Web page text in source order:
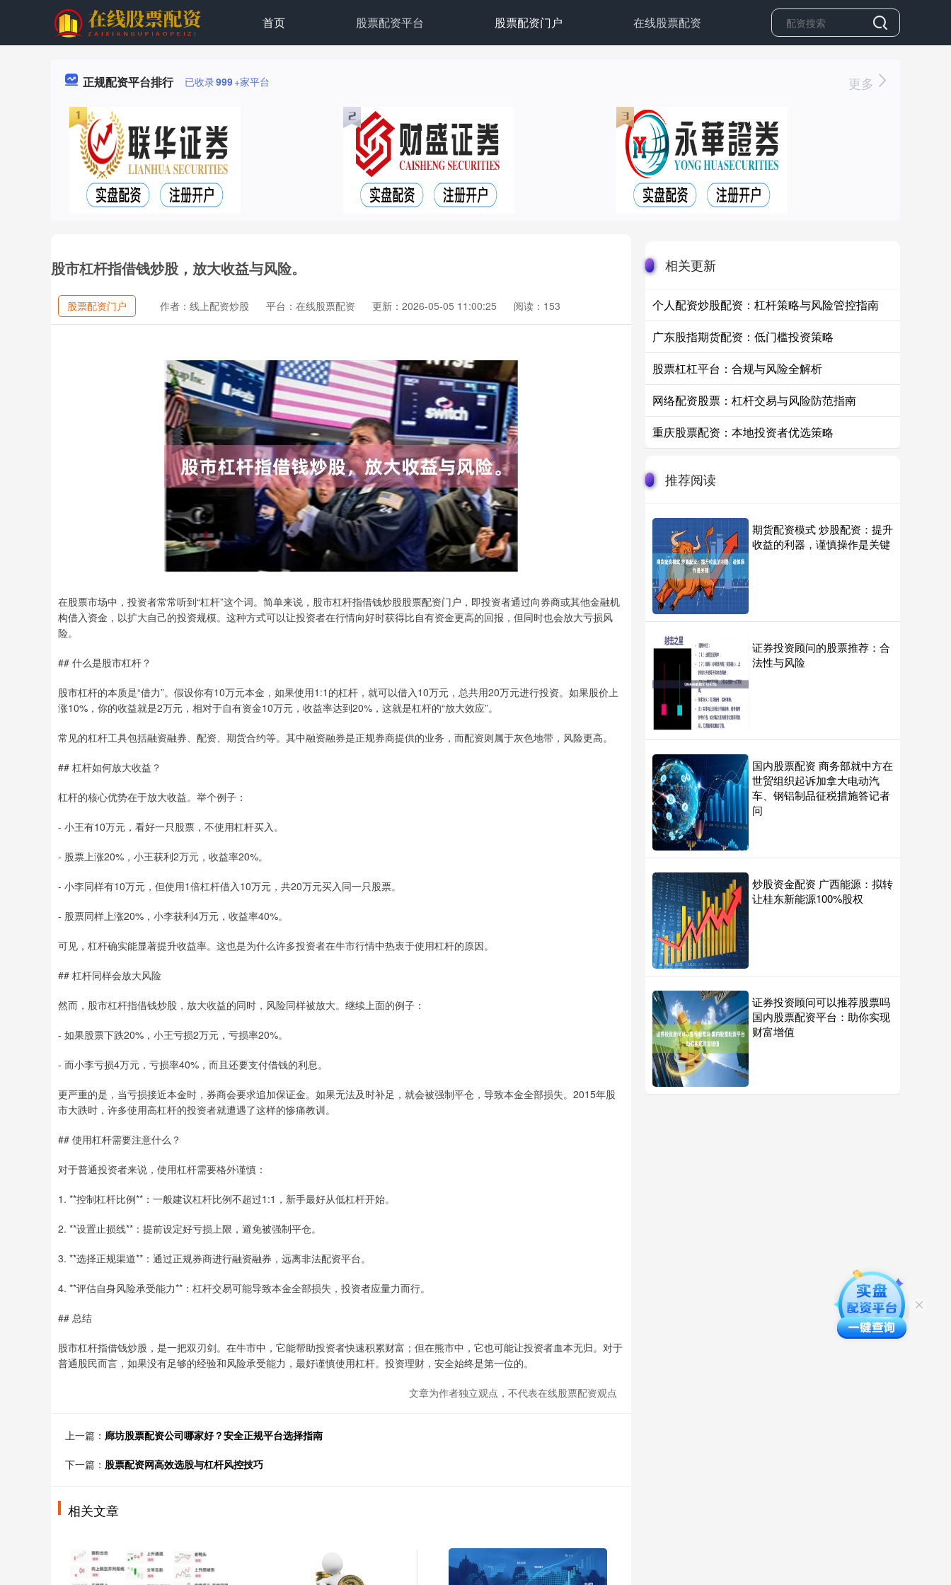
首页 股票配资平台 股票配资门户 在线股票配资
正规配资平台排行 已收录999+家平台 更多
股市杠杆指借钱炒股，放大收益与风险。
股票配资门户 作者：线上配资炒股 平台：在线股票配资 更新：2026-05-05 11:00:25 阅读：153
在股票市场中，投资者常常听到“杠杆”这个词。简单来说，股市杠杆指借钱炒股股票配资门户，即投资者通过向券商或其他金融机
构借入资金，以扩大自己的投资规模。这种方式可以让投资者在行情向好时获得比自有资金更高的回报，但同时也会放大亏损风
险。
## 什么是股市杠杆？
股市杠杆的本质是“借力”。假设你有10万元本金，如果使用1:1的杠杆，就可以借入10万元，总共用20万元进行投资。如果股价上
涨10%，你的收益就是2万元，相对于自有资金10万元，收益率达到20%，这就是杠杆的“放大效应”。
常见的杠杆工具包括融资融券、配资、期货合约等。其中融资融券是正规券商提供的业务，而配资则属于灰色地带，风险更高。
## 杠杆如何放大收益？
杠杆的核心优势在于放大收益。举个例子：
- 小王有10万元，看好一只股票，不使用杠杆买入。
- 股票上涨20%，小王获利2万元，收益率20%。
- 小李同样有10万元，但使用1倍杠杆借入10万元，共20万元买入同一只股票。
- 股票同样上涨20%，小李获利4万元，收益率40%。
可见，杠杆确实能显著提升收益率。这也是为什么许多投资者在牛市行情中热衷于使用杠杆的原因。
## 杠杆同样会放大风险
然而，股市杠杆指借钱炒股，放大收益的同时，风险同样被放大。继续上面的例子：
- 如果股票下跌20%，小王亏损2万元，亏损率20%。
- 而小李亏损4万元，亏损率40%，而且还要支付借钱的利息。
更严重的是，当亏损接近本金时，券商会要求追加保证金。如果无法及时补足，就会被强制平仓，导致本金全部损失。2015年股
市大跌时，许多使用高杠杆的投资者就遭遇了这样的惨痛教训。
## 使用杠杆需要注意什么？
对于普通投资者来说，使用杠杆需要格外谨慎：
1. **控制杠杆比例**：一般建议杠杆比例不超过1:1，新手最好从低杠杆开始。
2. **设置止损线**：提前设定好亏损上限，避免被强制平仓。
3. **选择正规渠道**：通过正规券商进行融资融券，远离非法配资平台。
4. **评估自身风险承受能力**：杠杆交易可能导致本金全部损失，投资者应量力而行。
## 总结
股市杠杆指借钱炒股，是一把双刃剑。在牛市中，它能帮助投资者快速积累财富；但在熊市中，它也可能让投资者血本无归。对于
普通股民而言，如果没有足够的经验和风险承受能力，最好谨慎使用杠杆。投资理财，安全始终是第一位的。
文章为作者独立观点，不代表在线股票配资观点
上一篇： 廊坊股票配资公司哪家好？安全正规平台选择指南
下一篇： 股票配资网高效选股与杠杆风控技巧
相关文章
相关更新
个人配资炒股配资：杠杆策略与风险管控指南
广东股指期货配资：低门槛投资策略
股票杠杠平台：合规与风险全解析
网络配资股票：杠杆交易与风险防范指南
重庆股票配资：本地投资者优选策略
推荐阅读
期货配资模式 炒股配资：提升
收益的利器，谨慎操作是关键
证券投资顾问的股票推荐：合
法性与风险
国内股票配资 商务部就中方在
世贸组织起诉加拿大电动汽
车、钢铝制品征税措施答记者
问
炒股资金配资 广西能源：拟转
让桂东新能源100%股权
证券投资顾问可以推荐股票吗
国内股票配资平台：助你实现
财富增值